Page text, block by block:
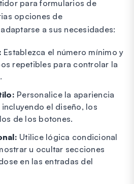
para formularios de
opciones de
a sus necesidades:
Establezca el número mínimo y
repetibles para controlar la
Personalice la apariencia
el diseño, los
de los botones.
Utilice lógica condicional
u ocultar secciones
en las entradas del